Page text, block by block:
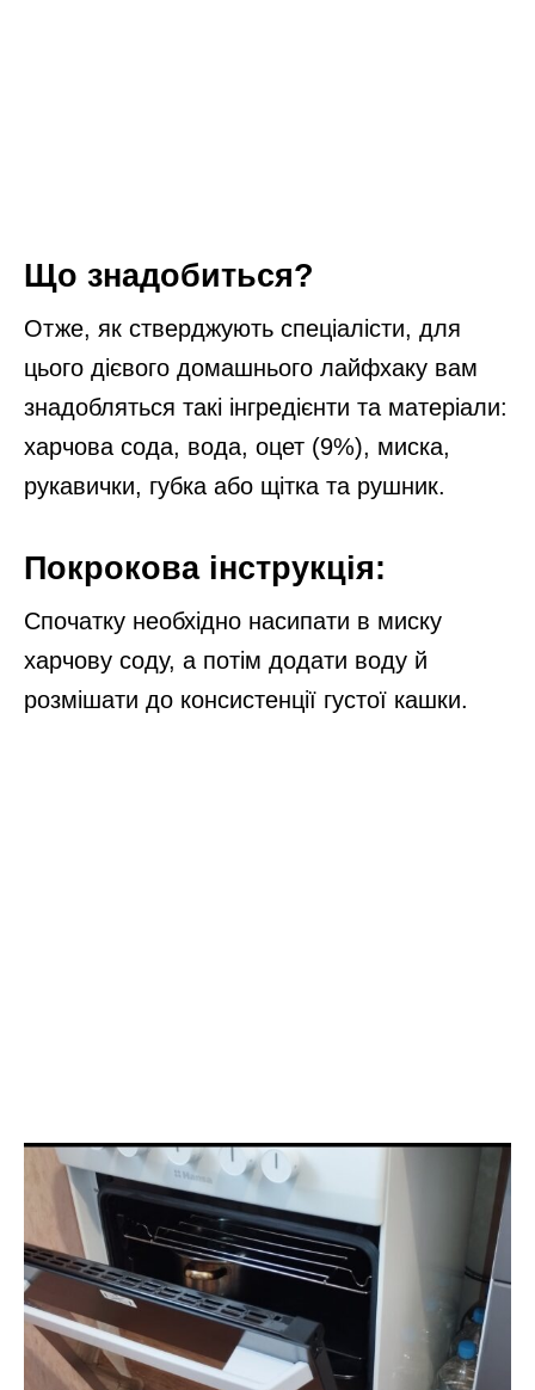
Що знадобиться?
Отже, як стверджують спеціалісти, для
цього дієвого домашнього лайфхаку вам
знадобляться такі інгредієнти та матеріали:
харчова сода, вода, оцет (9%), миска,
рукавички, губка або щітка та рушник.
Покрокова інструкція:
Спочатку необхідно насипати в миску
харчову соду, а потім додати воду й
розмішати до консистенції густої кашки.